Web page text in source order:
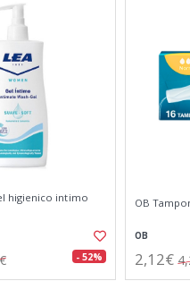
higienico intimo
- 52%
OB
OB
2,12€